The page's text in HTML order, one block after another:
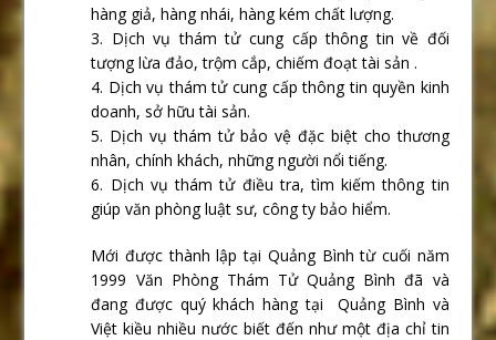
hàng giả, hàng nhái, hàng kém chất lượng.
3. Dịch vụ thám tử cung cấp thông tin về đối
tượng lừa đảo, trộm cắp, chiếm đoạt tài sản .
4. Dịch vụ thám tử cung cấp thông tin quyền kinh
doanh, sở hữu tài sản.
5. Dịch vụ thám tử bảo vệ đặc biệt cho thương
nhân, chính khách, những người nổi tiếng.
6. Dịch vụ thám tử điều tra, tìm kiếm thông tin
giúp văn phòng luật sư, công ty bảo hiểm.
Mới được thành lập tại Quảng Bình từ cuối năm
1999 Văn Phòng Thám Tử Quảng Bình đã và
đang được quý khách hàng tại Quảng Bình và
Việt kiều nhiều nước biết đến như một địa chỉ tin